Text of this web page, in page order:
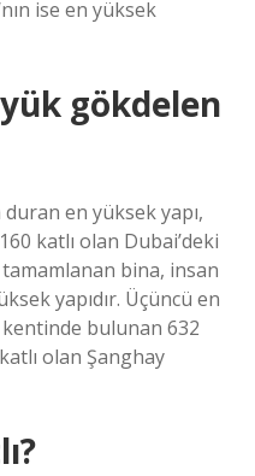
ise en yüksek
gökdelen
en yüksek yapı,
katlı olan Dubai’deki
tamamlanan bina, insan
yapıdır. Üçüncü en
kentinde bulunan 632
olan Şanghay